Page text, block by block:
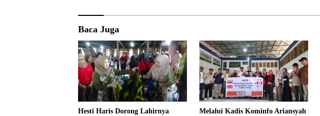
Baca Juga
Hesti Haris Dorong Lahirnya
Melalui Kadis Kominfo Ariansyah